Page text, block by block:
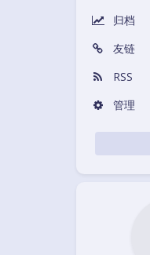
归档
友链
RSS
管理